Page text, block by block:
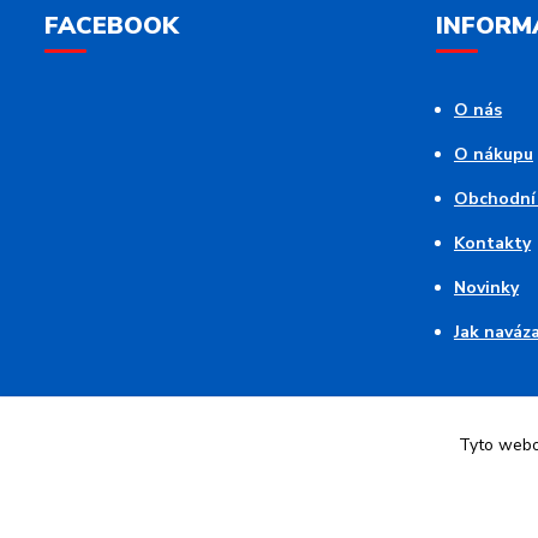
FACEBOOK
O nás
O nákupu
Kontakty
Novinky
Jak
Tyto